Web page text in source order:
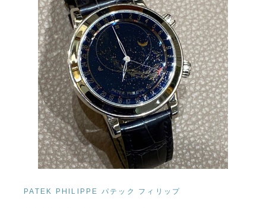
PATEK PHILIPPE パテック フィリップ